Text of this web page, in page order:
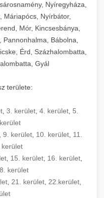
Nyíregyháza,
Máriapócs, Nyírbátor,
Mór, Kincsesbánya,
Bábolna,
Érd, Százhalombatta,
Gyál
területe:
3. kerület 4. kerület 5.
9. kerület, 10. kerület, 11.
kerület
15. kerület 16. kerület
kerület
21. kerület 22.kerület